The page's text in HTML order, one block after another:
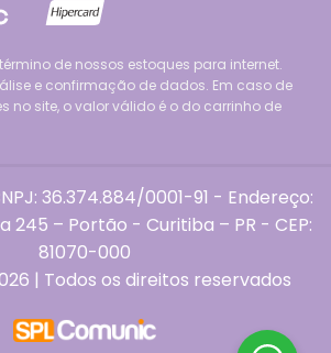
de nossos estoques para internet.
e confirmação de dados. Em caso de
no site, o valor válido é o do carrinho de
36.374.884/0001-91 - Endereço:
245 – Portão - Curitiba – PR - CEP:
81070-000
| Todos os direitos reservados